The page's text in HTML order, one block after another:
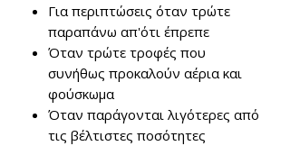
Για περιπτώσεις όταν τρώτε
παραπάνω απ'ότι έπρεπε
Όταν τρώτε τροφές που
συνήθως προκαλούν αέρια και
φούσκωμα
Όταν παράγονται λιγότερες από
τις βέλτιστες ποσότητες